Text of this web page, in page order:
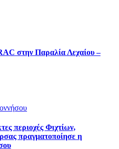
στην Παραλία Λεχαίου –
περιοχές Φιχτίων,
πραγματοποίησε η